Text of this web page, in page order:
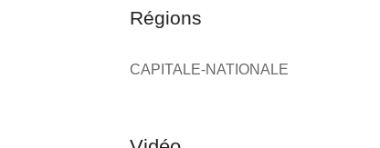
Régions
CAPITALE-NATIONALE